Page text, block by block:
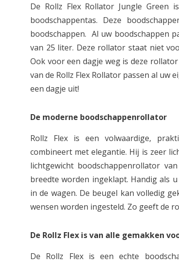
De Rollz Flex Rollator Jungle
boodschappentas. Deze
boodschappen. Al uw boodschappen
van 25 liter. Deze rollator staat niet
Ook voor een dagje weg is deze
van de Rollz Flex Rollator passen al uw
een dagje uit!
De moderne boodschappenrollator
Rollz Flex is een volwaardige,
combineert met elegantie. Hij is zeer
lichtgewicht boodschappenrollator
breedte worden ingeklapt. Handig als
in de wagen. De beugel kan volledig
wensen worden ingesteld. Zo geeft de
De Rollz Flex is van alle gemakken
De Rollz Flex is een echte